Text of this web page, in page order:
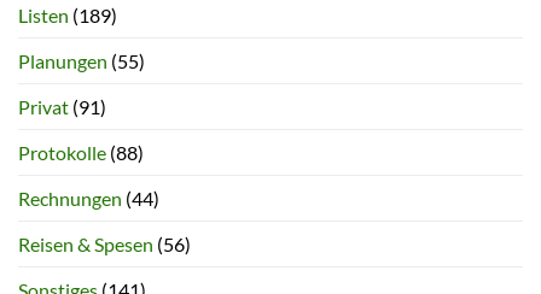
Listen (189)
Planungen (55)
Privat (91)
Protokolle (88)
Rechnungen (44)
Reisen & Spesen (56)